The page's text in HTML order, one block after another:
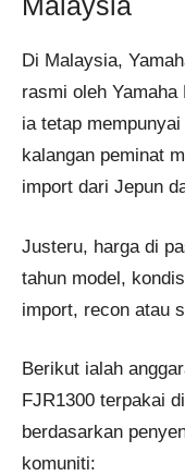
Di Malaysia,
rasmi oleh
ia tetap
kalangan peminat
import dari Jepun
Justeru, harga di
tahun model,
import, recon atau
Berikut ialah
FJR1300 terpakai
berdasarkan
komuniti: